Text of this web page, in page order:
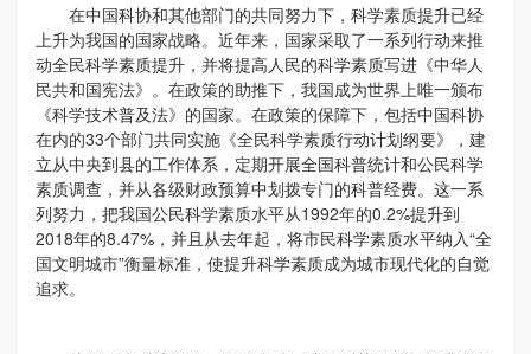
在中国科协和其他部门的共同努力下，科学素质提升已经
上升为我国的国家战略。近年来，国家采取了一系列行动来推
动全民科学素质提升，并将提高人民的科学素质写进《中华人
民共和国宪法》。在政策的助推下，我国成为世界上唯一颁布
《科学技术普及法》的国家。在政策的保障下，包括中国科协
在内的33个部门共同实施《全民科学素质行动计划纲要》，建
立从中央到县的工作体系，定期开展全国科普统计和公民科学
素质调查，并从各级财政预算中划拨专门的科普经费。这一系
列努力，把我国公民科学素质水平从1992年的0.2%提升到
2018年的8.47%，并且从去年起，将市民科学素质水平纳入“全
国文明城市”衡量标准，使提升科学素质成为城市现代化的自觉
追求。